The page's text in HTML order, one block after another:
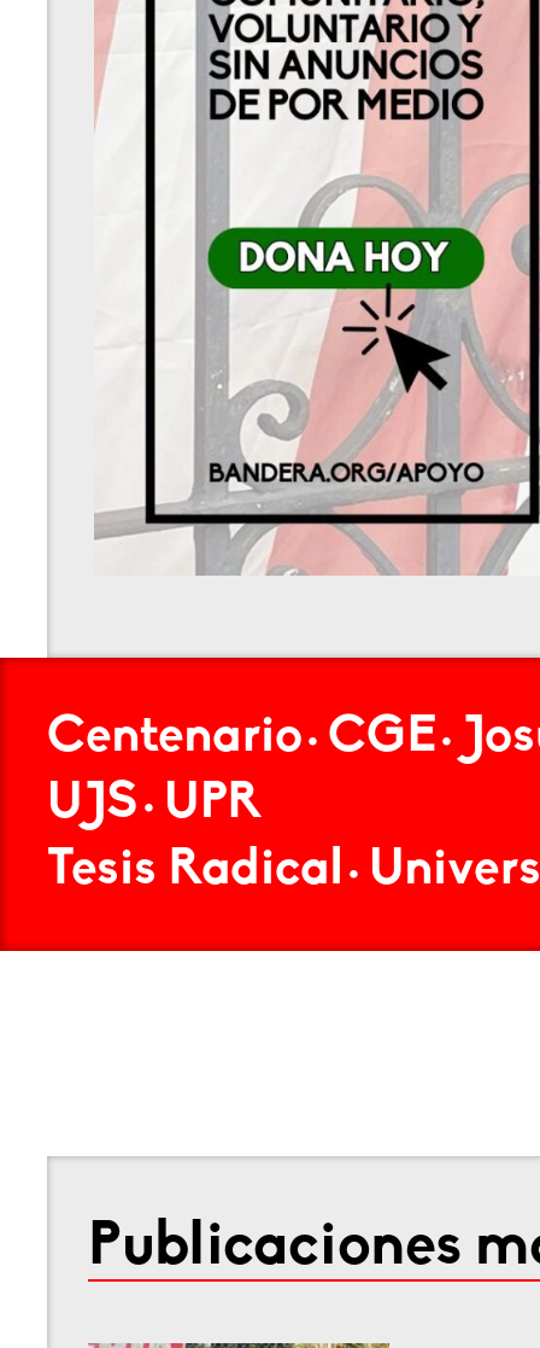
Centenario• CGE•
UJS • UPR
Tesis Radical •
Publicaciones